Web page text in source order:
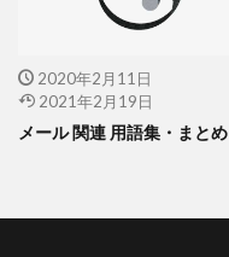
2020年2月11日
2021年2月19日
メール 関連 用語集・まとめ